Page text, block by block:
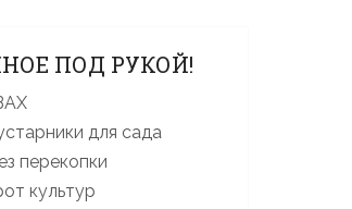
ПОД РУКОЙ!
для сада
перекопки
культур